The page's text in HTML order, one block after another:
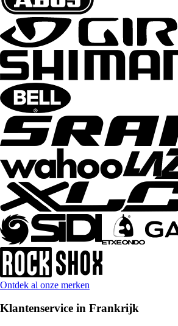
Ontdek al onze merken
Klantenservice in Frankrijk